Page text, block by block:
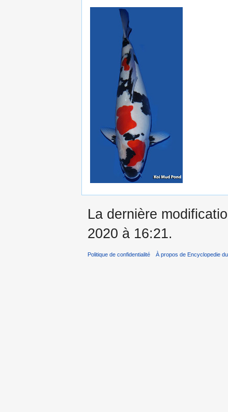
La dernière
2020 à 16:21.
Politique de confidentialité À propos de Encyclopedie